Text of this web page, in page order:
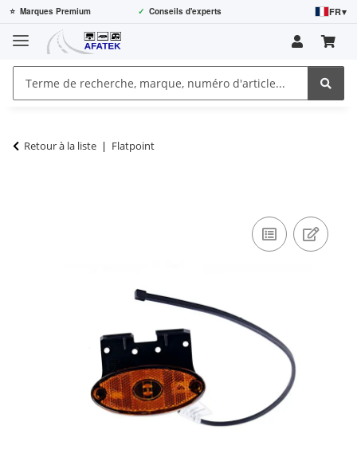
⭐ Marques Premium ✓ Conseils d'experts FR▾
Retour à la liste Flatpoint